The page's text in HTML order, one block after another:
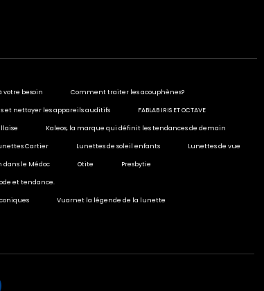
votre besoin Comment traiter les acouphènes?
et nettoyer les appareils auditifs FABLAB IRIS ET OCTAVE
Kaleos, la marque qui définit les tendances de demain
Cartier Lunettes de soleil enfants Lunettes de vue
dans le Médoc Otite Presbytie
et tendance.
Vuarnet la légende de la lunette